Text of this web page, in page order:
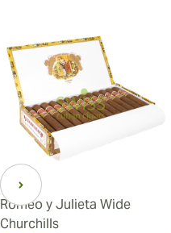
Romeo y Julieta Wide
Churchills